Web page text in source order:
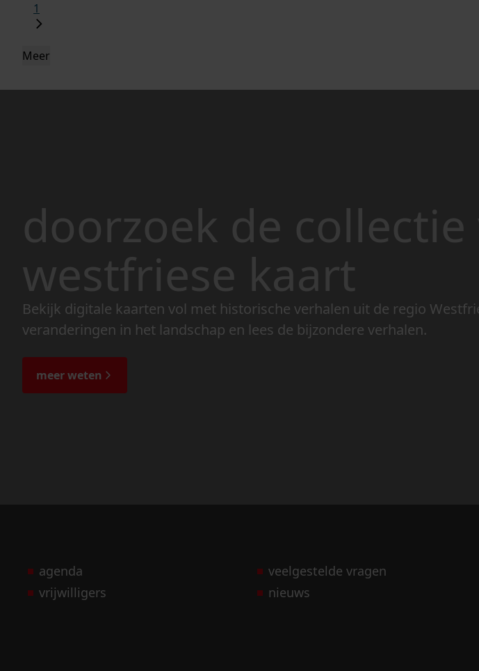
1
Meer
doorzoek de collectie
westfriese kaart
Bekijk digitale kaarten vol met historische verhalen uit de regio
veranderingen in het landschap en lees de bijzondere verhalen.
meer weten
agenda
vrijwilligers
veelgestelde vragen
nieuws